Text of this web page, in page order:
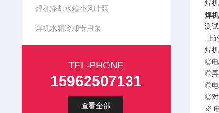
焊机冷却水箱小风叶泵
焊机水箱冷却专用泵
TEL-PHONE
15962507131
查看全部
焊
焊
测
上
焊
◎电
◎弄
◎电
◎对
※